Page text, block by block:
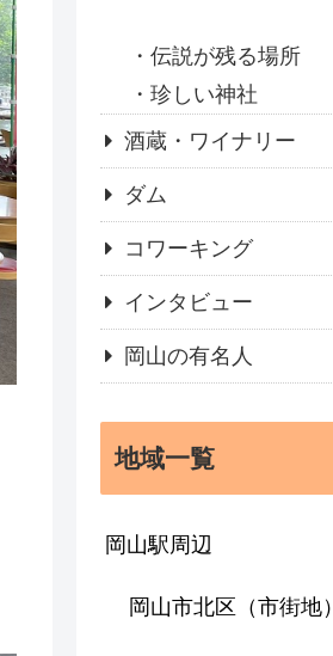
伝説が残る場所
珍しい神社
酒蔵・ワイナリー
ダム
コワーキング
インタビュー
岡山の有名人
地域一覧
岡山駅周辺
岡山市北区（市街地）